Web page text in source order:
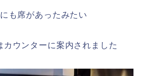
も席があったみたい
カウンターに案内されました